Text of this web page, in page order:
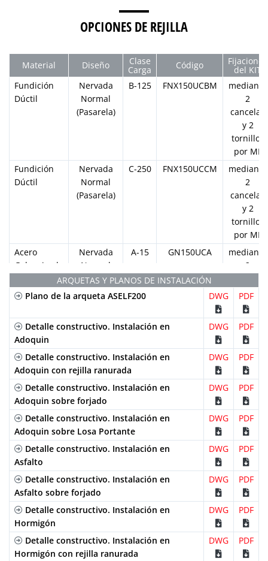
OPCIONES DE REJILLA
Material Diseño Clase
Carga Código Fijaciones
del KIT
Fundición
Dúctil
Nervada
Normal
(Pasarela)
B-125 FNX150UCBM
mediante
2
cancelas
y 2
tornillos
por ML
Fundición
Dúctil
Nervada
Normal
(Pasarela)
C-250 FNX150UCCM
mediante
2
cancelas
y 2
tornillos
por ML
Acero
Galvanizado
Nervada
Normal
(Pasarela)
A-15 GN150UCA
mediante
2
y 2
tornillos
por ML
Acero
Galvanizado
mediante
2
cancelas
y 2
tornillos
por ML
Acero
Galvanizado
Entramada
Normal
B-125 GEX150UCB33
mediante
2
cancelas
y 2
tornillos
por ML
Acero
Galvanizado
Entramada
Antitacón
B-125 GEHX150UCB
mediante
2
cancelas
y 2
tornillos
ARQUETAS Y PLANOS DE INSTALACIÓN
Plano de la arqueta ASELF200
DWG PDF
Detalle constructivo. Instalación en
Adoquin
DWG PDF
Detalle constructivo. Instalación en
Adoquin con rejilla ranurada
DWG PDF
Detalle constructivo. Instalación en
Adoquin sobre forjado
DWG PDF
Detalle constructivo. Instalación en
Adoquin sobre Losa Portante
DWG PDF
Detalle constructivo. Instalación en
Asfalto
DWG PDF
Detalle constructivo. Instalación en
Asfalto sobre forjado
DWG PDF
Detalle constructivo. Instalación en
Hormigón
DWG PDF
Detalle constructivo. Instalación en
Hormigón con rejilla ranurada
DWG PDF